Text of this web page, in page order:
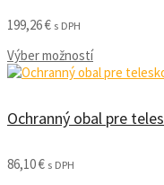
199,26€ s DPH
Výber možností
Ochranný obal pre
86,10€ s DPH